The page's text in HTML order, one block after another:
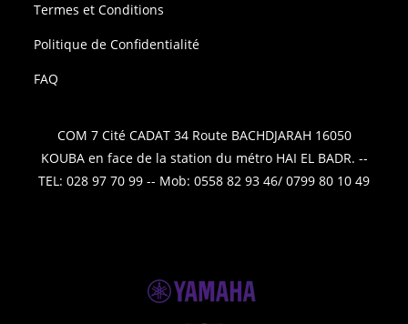
Termes et Conditions
Politique de Confidentialité
FAQ
COM 7 Cité CADAT 34 Route BACHDJARAH 16050
KOUBA en face de la station du métro HAI EL BADR. --
TEL: 028 97 70 99 -- Mob: 0558 82 93 46/ 0799 80 10 49